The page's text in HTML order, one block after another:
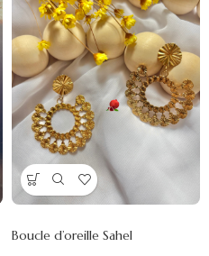
Boucle d’oreille Sahel